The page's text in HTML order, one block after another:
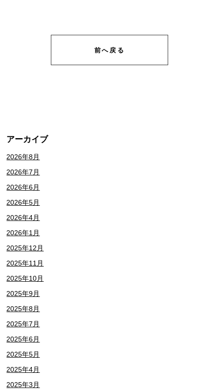
前へ戻る
アーカイブ
2026年8月
2026年7月
2026年6月
2026年5月
2026年4月
2026年1月
2025年12月
2025年11月
2025年10月
2025年9月
2025年8月
2025年7月
2025年6月
2025年5月
2025年4月
2025年3月